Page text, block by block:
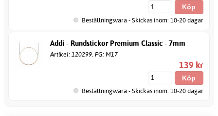
Beställningsvara - Skickas inom: 10-20 dagar
Addi - Rundstickor Premium Classic - 7mm
Artikel: 120299. PG: M17
139 kr
Beställningsvara - Skickas inom: 10-20 dagar